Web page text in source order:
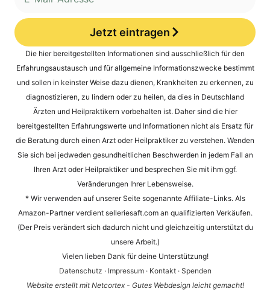
Jetzt eintragen
Alternative:
Die hier bereitgestellten Informationen sind ausschließlich für den
Erfahrungsaustausch und für allgemeine Informationszwecke bestimmt
und sollen in keinster Weise dazu dienen, Krankheiten zu erkennen, zu
diagnostizieren, zu lindern oder zu heilen, da dies in Deutschland
Ärzten und Heilpraktikern vorbehalten ist. Daher sind die hier
bereitgestellten Erfahrungswerte und Informationen nicht als Ersatz für
die Beratung durch einen Arzt oder Heilpraktiker zu verstehen. Wenden
Sie sich bei jedweden gesundheitlichen Beschwerden in jedem Fall an
Ihren Arzt oder Heilpraktiker und besprechen Sie mit ihm ggf.
Veränderungen Ihrer Lebensweise.
* Wir verwenden auf unserer Seite sogenannte Affiliate-Links. Als
Amazon-Partner verdient selleriesaft.com an qualifizierten Verkäufen.
(Der Preis verändert sich dadurch nicht und gleichzeitig unterstützt du
unsere Arbeit.)
Vielen lieben Dank für deine Unterstützung!
Datenschutz · Impressum· Kontakt· Spenden
Website erstellt mit Netcortex - Gutes Webdesign leicht gemacht!